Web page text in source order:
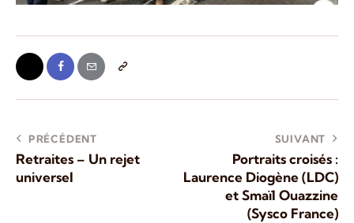
PRÉCÉDENT
Retraites – Un rejet
universel
SUIVANT
Portraits croisés :
Laurence Diogène (LDC)
et Smaïl Ouazzine
(Sysco France)